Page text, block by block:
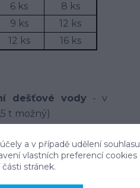
6 ks
8 ks
9 ks
12 ks
12 ks 16 ks
dešťové vody - v
t možný)
a v případě udělení souhlasu
vlastních preferencí cookies
stránek.